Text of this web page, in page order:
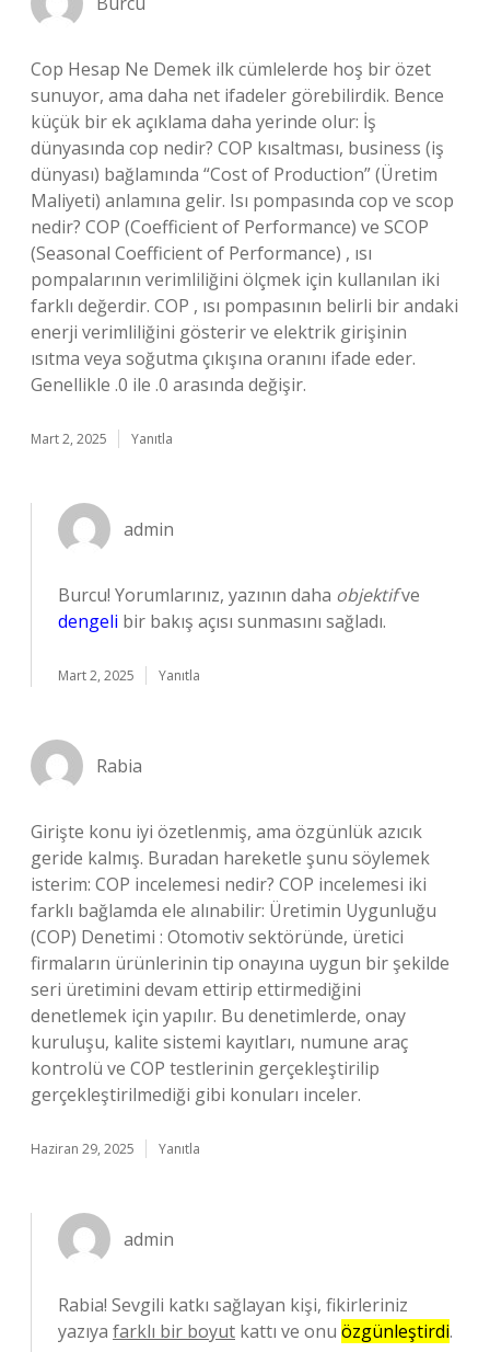
Cop Hesap Ne Demek ilk cümlelerde hoş bir özet
sunuyor, ama daha net ifadeler görebilirdik. Bence
küçük bir ek açıklama daha yerinde olur: İş
dünyasında cop nedir? COP kısaltması, business (iş
dünyası) bağlamında “Cost of Production” (Üretim
Maliyeti) anlamına gelir. Isı pompasında cop ve scop
nedir? COP (Coefficient of Performance) ve SCOP
(Seasonal Coefficient of Performance) , ısı
pompalarının verimliliğini ölçmek için kullanılan iki
farklı değerdir. COP , ısı pompasının belirli bir andaki
enerji verimliliğini gösterir ve elektrik girişinin
ısıtma veya soğutma çıkışına oranını ifade eder.
Genellikle .0 ile .0 arasında değişir.
Mart 2, 2025 Yanıtla
admin
Burcu! Yorumlarınız, yazının daha objektifve
dengeli bir bakış açısı sunmasını sağladı.
Mart 2, 2025 Yanıtla
Rabia
Girişte konu iyi özetlenmiş, ama özgünlük azıcık
geride kalmış. Buradan hareketle şunu söylemek
isterim: COP incelemesi nedir? COP incelemesi iki
farklı bağlamda ele alınabilir: Üretimin Uygunluğu
(COP) Denetimi : Otomotiv sektöründe, üretici
firmaların ürünlerinin tip onayına uygun bir şekilde
seri üretimini devam ettirip ettirmediğini
denetlemek için yapılır. Bu denetimlerde, onay
kuruluşu, kalite sistemi kayıtları, numune araç
kontrolü ve COP testlerinin gerçekleştirilip
gerçekleştirilmediği gibi konuları inceler.
Haziran 29, 2025 Yanıtla
admin
Rabia! Sevgili katkı sağlayan kişi, fikirleriniz
yazıya farklı bir boyut kattı ve onu özgünleştirdi.